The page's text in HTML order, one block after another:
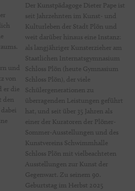
und
von
er die
den
Der Kunstpädagoge Dieter Pape ist
seit Jahrzehnten im Kunst- und
Kulturleben der Stadt Plön und
weit darüber hinaus eine Instanz:
als langjähriger Kunsterzieher am
Staatlichen Internatsgymnasium
Schloss Plön (heute Gymnasium
Schloss Plön), der viele
Schülergenerationen zu
überragenden Leistungen geführt
hat, und seit über 35 Jahren als
einer der Kuratoren der Plöner-
Sommer-Ausstellungen und des
Kunstvereins Schwimmhalle
Schloss Plön mit vielbeachteten
Ausstellungen zur Kunst der
Gegenwart. Zu seinem 90.
Geburtstag im Herbst 2025